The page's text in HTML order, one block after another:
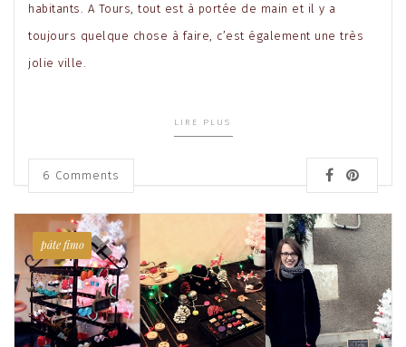
habitants. A Tours, tout est à portée de main et il y a
toujours quelque chose à faire, c’est également une très
jolie ville.
LIRE PLUS
6 Comments
pâte fimo